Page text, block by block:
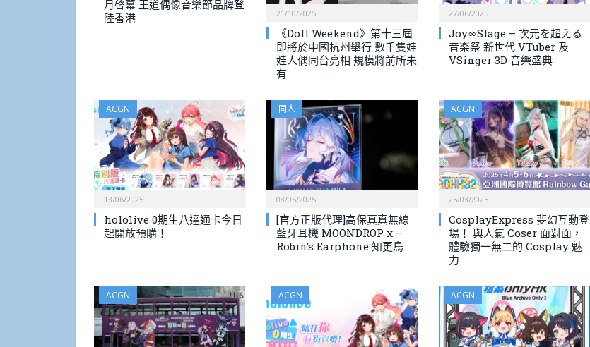
月啓幕 王道偶像音樂節品牌登
陸香港
21/10/2025
《Doll Weekend》第十三屆
即將於中國杭州舉行 數千隻娃
娃人偶同台亮相 規模將前所未
有
27/06/2025
Joy∞Stage – 次元を超える
音楽祭 新世代 VTuber 及
VSinger 3D 音樂盛典
ACGN
13/06/2025
hololive 0期生八達通卡今日
起開放預購！
同人
08/05/2025
[官方正版代理]高保真真無線
藍牙耳機 MOONDROP x –
Robin’s Earphone 知更鳥
ACGN
25/03/2025
CosplayExpress 夢幻互動登
場！ 與人氣 Coser 面對面，
體驗獨一無二的 Cosplay 魅
力
ACGN ACGN ACGN